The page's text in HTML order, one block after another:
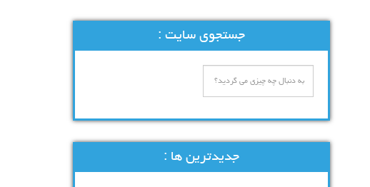
جستجوی سایت :
جدیدترین ها :